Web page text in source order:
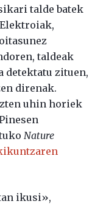
talde batek
taldeak
detektatu zituen,
direnak.
uhin horiek
Nature
ikusi»,